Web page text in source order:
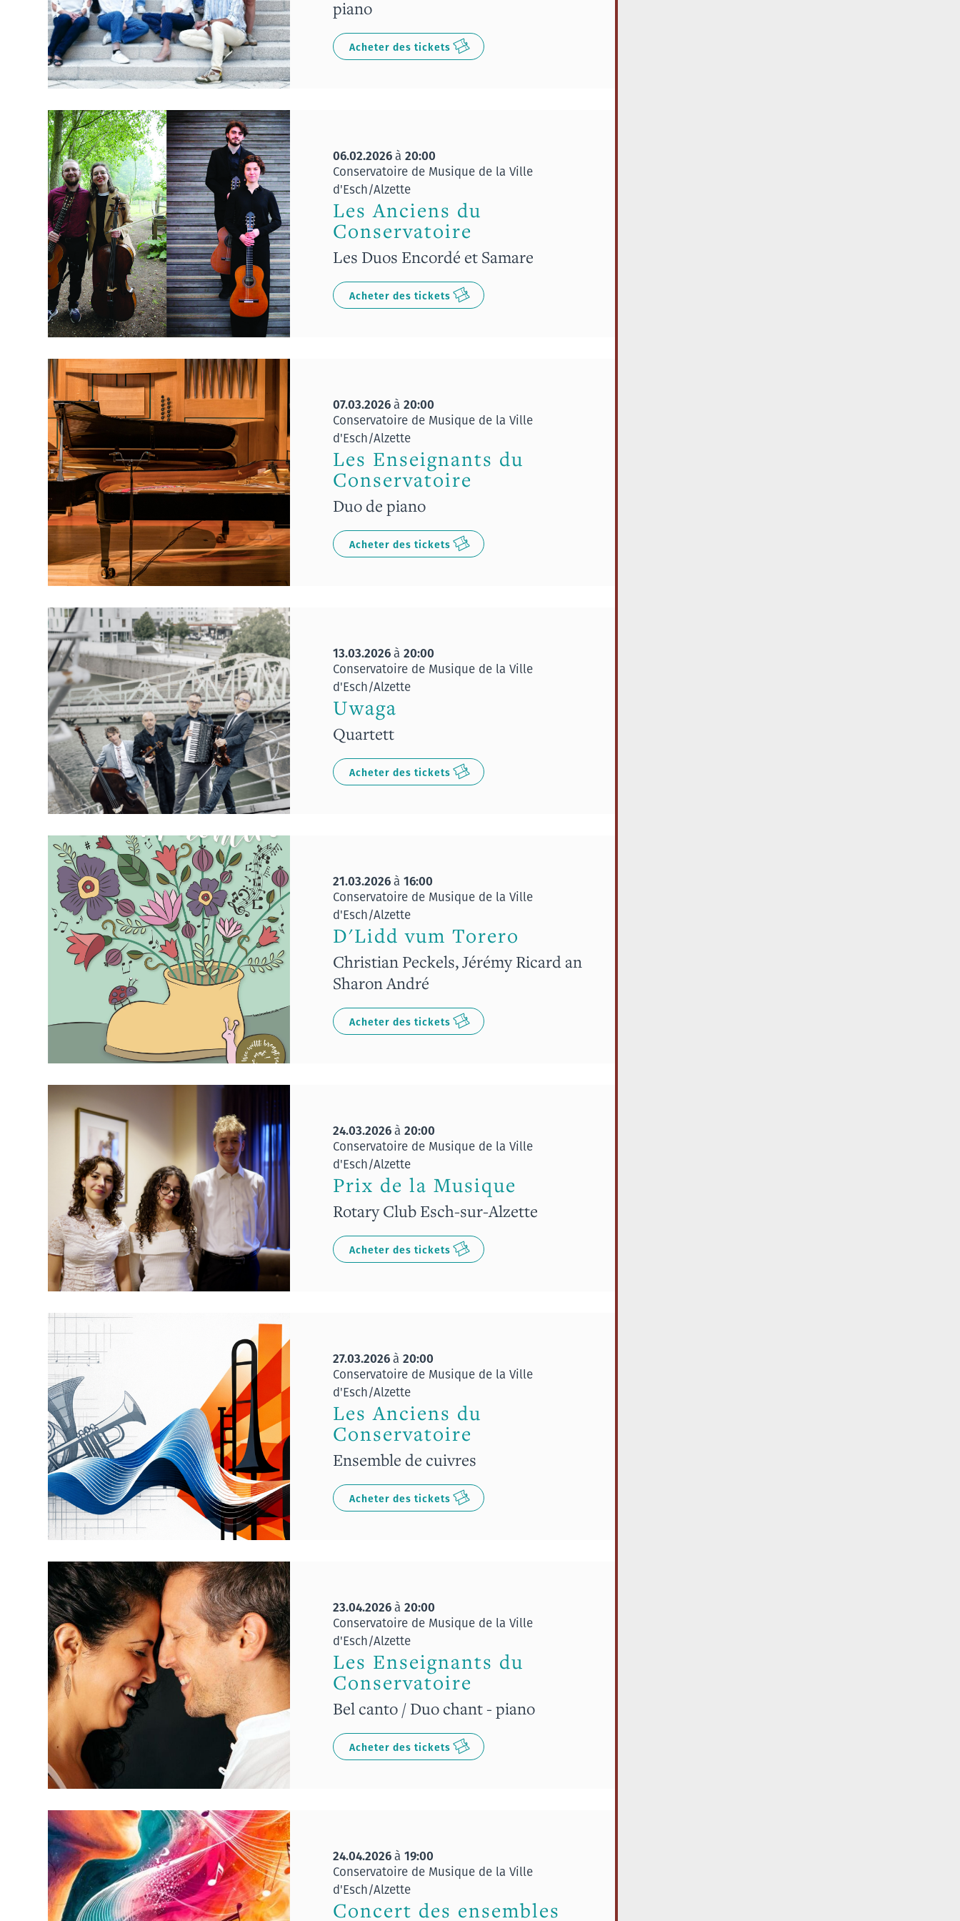
piano
Acheter des tickets
06.02.2026à 20:00
Conservatoire de Musique de la Ville
d'Esch/Alzette
Les Anciens du
Conservatoire
Les Duos Encordé et Samare
Acheter des tickets
07.03.2026à 20:00
Conservatoire de Musique de la Ville
d'Esch/Alzette
Les Enseignants du
Conservatoire
Duo de piano
Acheter des tickets
13.03.2026à 20:00
Conservatoire de Musique de la Ville
d'Esch/Alzette
Uwaga
Quartett
Acheter des tickets
21.03.2026à 16:00
Conservatoire de Musique de la Ville
d'Esch/Alzette
D'Lidd vum Torero
Christian Peckels, Jérémy Ricard an
Sharon André
Acheter des tickets
24.03.2026à 20:00
Conservatoire de Musique de la Ville
d'Esch/Alzette
Prix de la Musique
Rotary Club Esch-sur-Alzette
Acheter des tickets
27.03.2026à 20:00
Conservatoire de Musique de la Ville
d'Esch/Alzette
Les Anciens du
Conservatoire
Ensemble de cuivres
Acheter des tickets
23.04.2026à 20:00
Conservatoire de Musique de la Ville
d'Esch/Alzette
Les Enseignants du
Conservatoire
Bel canto / Duo chant - piano
Acheter des tickets
24.04.2026à 19:00
Conservatoire de Musique de la Ville
d'Esch/Alzette
Concert des ensembles